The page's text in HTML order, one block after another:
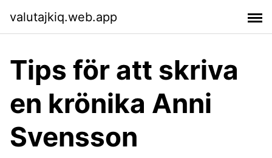
valutajkiq.web.app
Tips för att skriva
en krönika Anni
Svensson